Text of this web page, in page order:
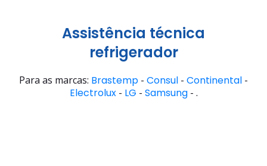
Assistência técnica
refrigerador
Para as marcas: Brastemp - Consul - Continental -
Electrolux- LG - Samsung- .